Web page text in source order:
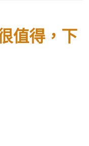
值得，下